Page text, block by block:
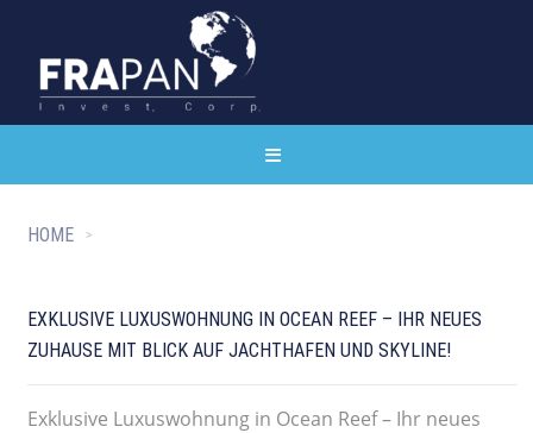
HOME
EXKLUSIVE LUXUSWOHNUNG IN OCEAN REEF – IHR NEUES
ZUHAUSE MIT BLICK AUF JACHTHAFEN UND SKYLINE!
Exklusive Luxuswohnung in Ocean Reef – Ihr neues